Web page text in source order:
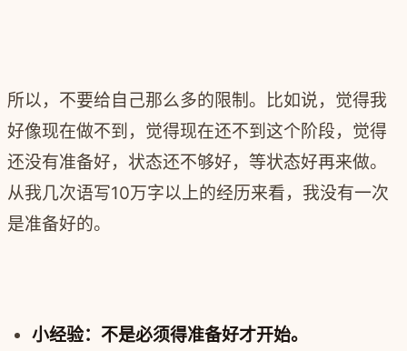
所以，不要给自己那么多的限制。比如说，觉得我
好像现在做不到，觉得现在还不到这个阶段，觉得
还没有准备好，状态还不够好，等状态好再来做。
从我几次语写10万字以上的经历来看，我没有一次
是准备好的。
小经验：不是必须得准备好才开始。